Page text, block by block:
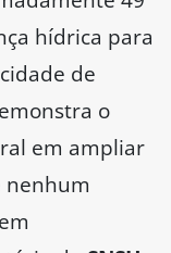
hídrica para
de
o
em ampliar
nenhum